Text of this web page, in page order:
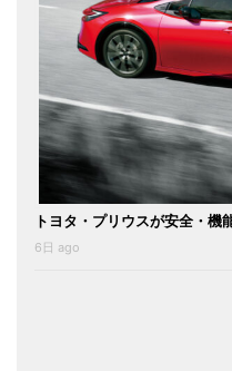
トヨタ・プリウスが安全・機
6日 ago